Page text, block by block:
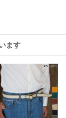
ます